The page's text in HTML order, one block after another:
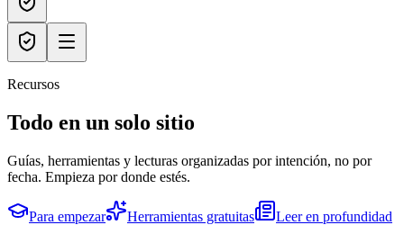
Recursos
Todo en un solo sitio
Guías, herramientas y lecturas organizadas por intención, no por
fecha. Empieza por donde estés.
Para empezar Herramientas gratuitas
Leer en profundidad